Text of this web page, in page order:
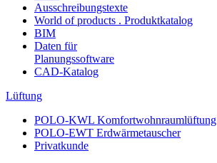
Ausschreibungstexte
World of products . Produktkatalog
BIM
Daten für
Planungssoftware
CAD-Katalog
Lüftung
POLO-KWL Komfortwohnraumlüftung
POLO-EWT Erdwärmetauscher
Privatkunde